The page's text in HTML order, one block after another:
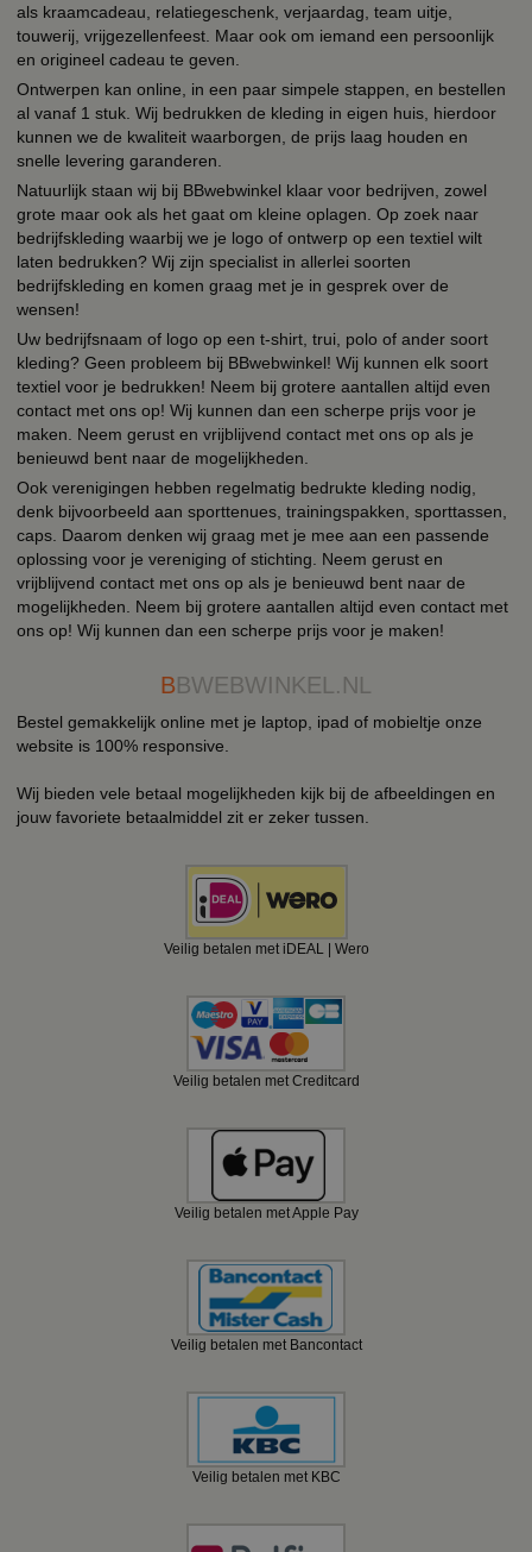
als kraamcadeau, relatiegeschenk, verjaardag, team uitje,
touwerij, vrijgezellenfeest. Maar ook om iemand een persoonlijk
en origineel cadeau te geven.
Ontwerpen kan online, in een paar simpele stappen, en bestellen
al vanaf 1 stuk. Wij bedrukken de kleding in eigen huis, hierdoor
kunnen we de kwaliteit waarborgen, de prijs laag houden en
snelle levering garanderen.
Natuurlijk staan wij bij BBwebwinkel klaar voor bedrijven, zowel
grote maar ook als het gaat om kleine oplagen. Op zoek naar
bedrijfskleding waarbij we je logo of ontwerp op een textiel wilt
laten bedrukken? Wij zijn specialist in allerlei soorten
bedrijfskleding en komen graag met je in gesprek over de
wensen!
Uw bedrijfsnaam of logo op een t-shirt, trui, polo of ander soort
kleding? Geen probleem bij BBwebwinkel! Wij kunnen elk soort
textiel voor je bedrukken! Neem bij grotere aantallen altijd even
contact met ons op! Wij kunnen dan een scherpe prijs voor je
maken. Neem gerust en vrijblijvend contact met ons op als je
benieuwd bent naar de mogelijkheden.
Ook verenigingen hebben regelmatig bedrukte kleding nodig,
denk bijvoorbeeld aan sporttenues, trainingspakken, sporttassen,
caps. Daarom denken wij graag met je mee aan een passende
oplossing voor je vereniging of stichting. Neem gerust en
vrijblijvend contact met ons op als je benieuwd bent naar de
mogelijkheden. Neem bij grotere aantallen altijd even contact met
ons op! Wij kunnen dan een scherpe prijs voor je maken!
BBWEBWINKEL.NL
Bestel gemakkelijk online met je laptop, ipad of mobieltje onze
website is 100% responsive.
Wij bieden vele betaal mogelijkheden kijk bij de afbeeldingen en
jouw favoriete betaalmiddel zit er zeker tussen.
Veilig betalen met iDEAL | Wero
Veilig betalen met Creditcard
Veilig betalen met Apple Pay
Veilig betalen met Bancontact
Veilig betalen met KBC